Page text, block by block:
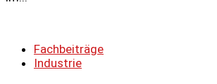
Fachbeiträge
Industrie